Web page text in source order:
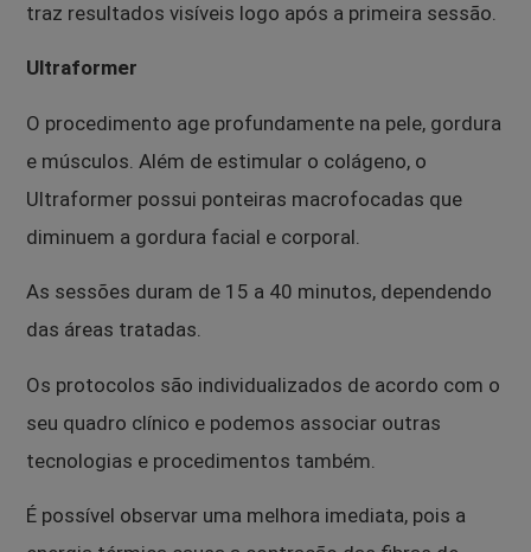
traz resultados visíveis logo após a primeira sessão.
Ultraformer
O procedimento age profundamente na pele, gordura
e músculos. Além de estimular o colágeno, o
Ultraformer possui ponteiras macrofocadas que
diminuem a gordura facial e corporal.
As sessões duram de 15 a 40 minutos, dependendo
das áreas tratadas.
Os protocolos são individualizados de acordo com o
seu quadro clínico e podemos associar outras
tecnologias e procedimentos também.
É possível observar uma melhora imediata, pois a